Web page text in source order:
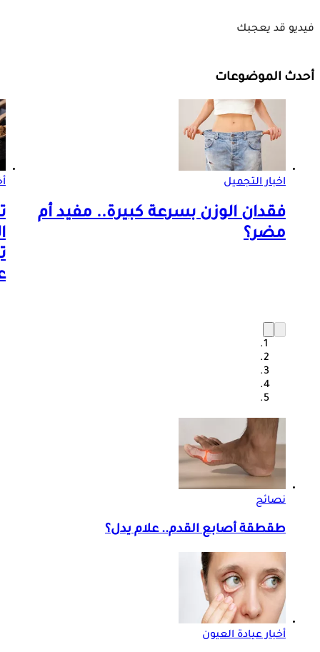
فيديو قد يعجبك
أحدث الموضوعات
اخبار التجميل
فقدان الوزن بسرعة كبيرة.. مفيد أم
مضر؟
نصائح
طقطقة أصابع القدم.. علام يدل؟
أخبار عيادة العيون